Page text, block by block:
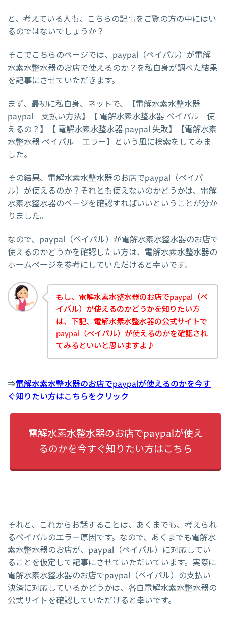
と、考えている人も、こちらの記事をご覧の方の中にはい
るのではないでしょうか？
そこでこちらのページでは、paypal（ペイパル）が電解
水素水整水器のお店で使えるのか？を私自身が調べた結果
を記事にさせていただきます。
まず、最初に私自身、ネットで、【電解水素水整水器
paypal 支払い方法】【 電解水素水整水器 ペイパル 使
えるの？】【 電解水素水整水器 paypal 失敗】【電解水素
水整水器 ペイパル エラー】という風に検索をしてみま
した。
その結果、電解水素水整水器のお店でpaypal（ペイパ
ル）が使えるのか？それとも使えないのかどうかは、電解
水素水整水器のページを確認すればいいということが分か
りました。
なので、paypal（ペイパル）が電解水素水整水器のお店で
使えるのかどうかを確認したい方は、電解水素水整水器の
ホームページを参考にしていただけると幸いです。
もし、電解水素水整水器のお店でpaypal（ペ
イパル）が使えるのかどうかを知りたい方
は、下記、電解水素水整水器の公式サイトで
paypal（ペイパル）が使えるのかを確認され
てみるといいと思いますよ♪
⇒電解水素水整水器のお店でpaypalが使えるのかを今す
ぐ知りたい方はこちらをクリック
電解水素水整水器のお店でpaypalが使え
るのかを今すぐ知りたい方はこちら
それと、これからお話することは、あくまでも、考えられ
るペイパルのエラー原因です。なので、あくまでも電解水
素水整水器のお店が、paypal（ペイパル）に対応してい
ることを仮定して記事にさせていただいています。実際に
電解水素水整水器のお店でpaypal（ペイパル）の支払い
決済に対応しているかどうかは、各自電解水素水整水器の
公式サイトを確認していただけると幸いです。